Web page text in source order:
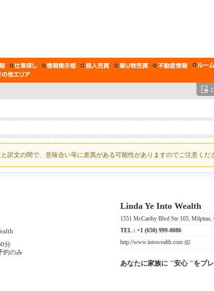
訳文の間で、意味合い等に差異がある可能性がありますのでご注意くだ
分
約のみ
Linda Ye Into Wealth
1551 McCarthy Blvd Ste 105, Milpitas,
TEL : +1 (650) 999-0086
http://www.intowealth.com
あなたに家族に "安心 "をプ